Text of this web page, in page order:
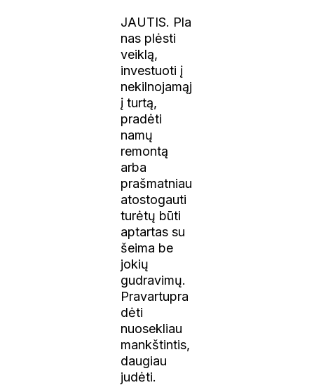
JAUTIS. Pla
nas plėsti
veiklą,
investuoti į
nekilnojamąj
į turtą,
pradėti
namų
remontą
arba
prašmatniau
atostogauti
turėtų būti
aptartas su
šeima be
jokių
gudravimų.
Pravartupra
dėti
nuosekliau
mankštintis,
daugiau
judėti.